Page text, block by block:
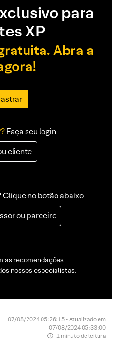
para
XP
Abra a
Faça seu login
cliente
Clique no botão abaixo
ou parceiro
as recomendações
nossos especialistas.
07/08/2024 05:26:15 • Atualizado em
07/08/2024 05:33:00
1 minuto de leitura